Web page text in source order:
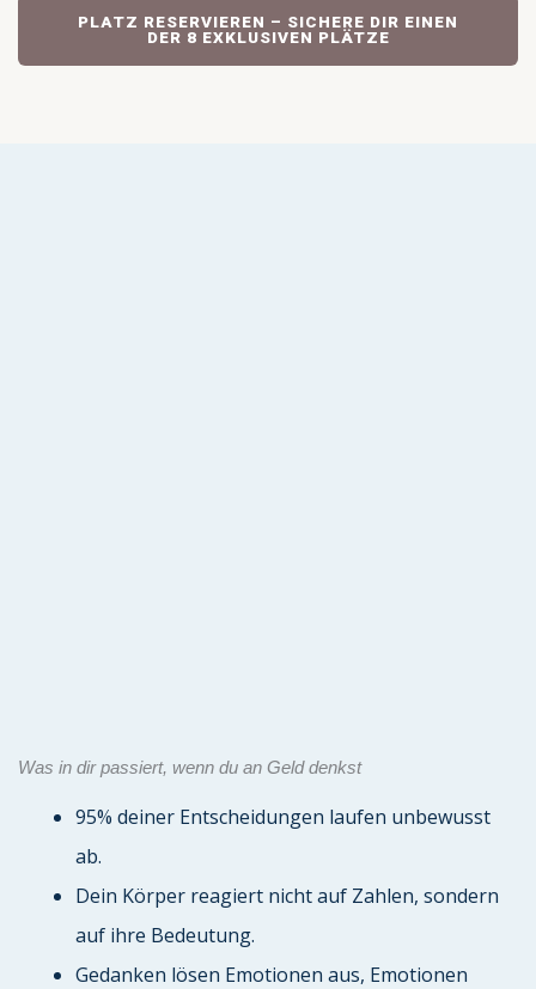
PLATZ RESERVIEREN – SICHERE DIR EINEN
DER 8 EXKLUSIVEN PLÄTZE
Was in dir passiert, wenn du an Geld denkst
95% deiner Entscheidungen laufen unbewusst
ab.
Dein Körper reagiert nicht auf Zahlen, sondern
auf ihre Bedeutung.
Gedanken lösen Emotionen aus, Emotionen